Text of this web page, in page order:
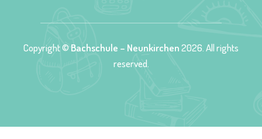
Copyright © Bachschule – Neunkirchen2026. All rights
reserved.